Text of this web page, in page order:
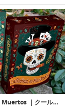
Carnaval De Muertos ｜クールなスカルが印象的なメキシコの祭典死者の日をモチーフにしたトランプ「カルナバル・デ・ムエルトストランプ」